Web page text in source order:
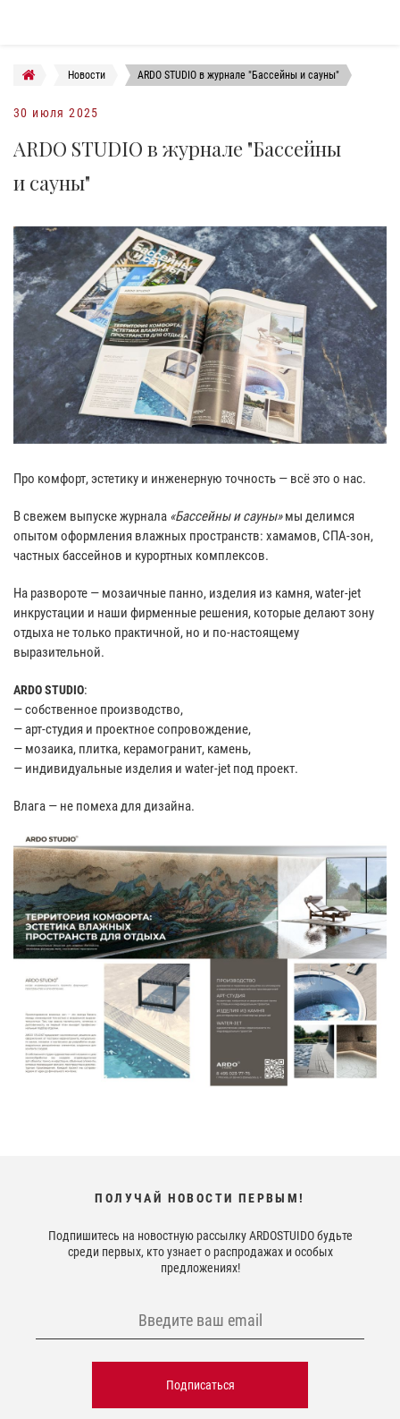
Новости ARDO STUDIO в журнале "Бассейны и сауны"
30 июля 2025
ARDO STUDIO в журнале "Бассейны
и сауны"
Про комфорт, эстетику и инженерную точность — всё это о нас.
В свежем выпуске журнала «Бассейны и сауны»мы делимся
опытом оформления влажных пространств: хамамов, СПА-зон,
частных бассейнов и курортных комплексов.
На развороте — мозаичные панно, изделия из камня, water-jet
инкрустации и наши фирменные решения, которые делают зону
отдыха не только практичной, но и по-настоящему
выразительной.
ARDO STUDIO:
— собственное производство,
— арт-студия и проектное сопровождение,
— мозаика, плитка, керамогранит, камень,
— индивидуальные изделия и water-jet под проект.
Влага — не помеха для дизайна.
ПОЛУЧАЙ НОВОСТИ ПЕРВЫМ!
Подпишитесь на новостную рассылку ARDOSTUIDO будьте
среди первых, кто узнает о распродажах и особых
предложениях!
Подписаться